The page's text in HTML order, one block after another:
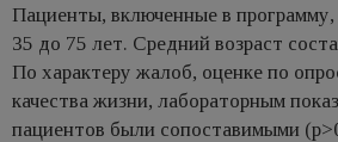
Пациенты, включенные в программу,
35 до 75 лет. Средний возраст
По характеру жалоб, оценке по
качества жизни, лабораторным
пациентов были сопоставимыми